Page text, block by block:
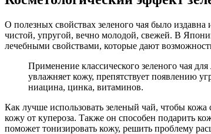
О полезных свойствах зеленого чая было
чистой, упругой, вечно молодой, свежей. В
лечебными свойствами, которые дают
Применение классического зеленого чая
увлажняет кожу, препятствует появлению
ниацина, цинка, витаминов.
Как лучше использовать зеленый чай, чтобы
кожу от купероза. Также он способен подарить
поможет тонизировать кожу, решить проблему